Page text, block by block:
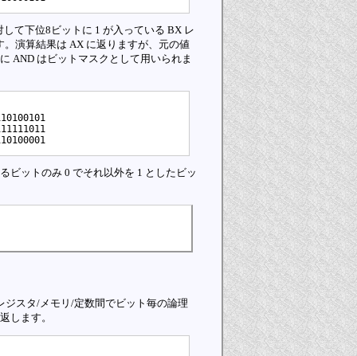
て下位8ビットに 1 が入っている BX レ
演算結果は AX に返りますが、元の値
AND はビットマスクとして用いられま
ビットのみ 0 でそれ以外を 1 としたビッ
スタ/メモリ/定数間でビット毎の論理
します。